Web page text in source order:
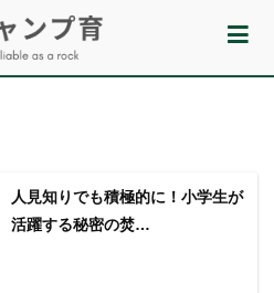
人見知りでも積極的に！小学生が
活躍する秘密の焚…